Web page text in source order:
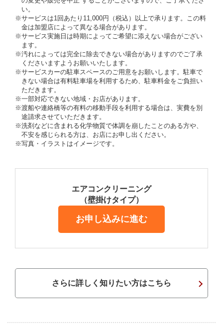
い。
※サービスは1回あたり11,000円（税込）以上で承ります。この料
金は加盟店によって異なる場合があります。
※サービス実施日は時期によってご希望に添えない場合がござい
ます。
※汚れによっては完全に除去できない場合がありますのでご了承
くださいますようお願いいたします。
※サービスカーの駐車スペースのご用意をお願いします。駐車で
きない場合は有料駐車場を利用するため、駐車料金をご負担い
ただきます。
※一部対応できない地域・お店があります。
※渡船や連絡橋等の有料の移動手段を利用する場合は、実費を別
途請求させていただきます。
※洗剤などに含まれる化学物質で体調を崩したことのある方や、
不安を感じられる方は、お店にお申し出ください。
※写真・イラストはイメージです。
エアコンクリーニング
（壁掛けタイプ）
お申し込みに進む
さらに詳しく知りたい方はこちら